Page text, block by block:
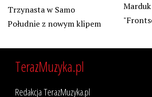
Trzynasta w Samo
Południe z nowym klipem
TerazMuzyka.pl
Redakcja TerazMuzyka.pl